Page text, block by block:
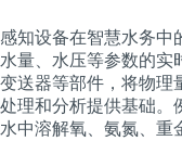
感知设备在智慧水务中
水量、水压等参数的实
变送器等部件，将物理
处理和分析提供基础。
水中溶解氧、氨氮、重